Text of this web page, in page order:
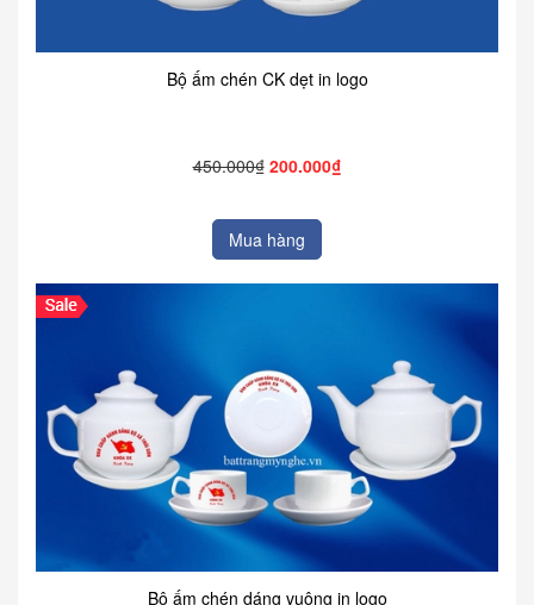
Bộ ấm chén CK dẹt in logo
450.000₫ 200.000₫
Mua hàng
Bộ ấm chén dáng vuông in logo